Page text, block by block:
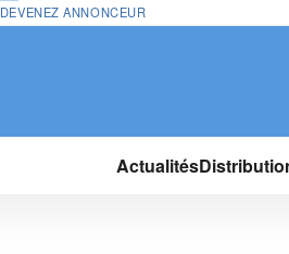
DEVENEZ ANNONCEUR
Actualités